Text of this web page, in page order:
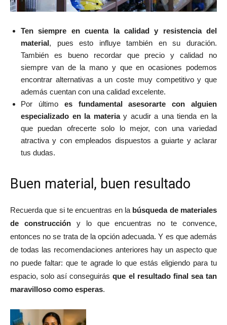
Ten siempre en cuenta la calidad y resistencia del
material, pues esto influye también en su duración.
También es bueno recordar que precio y calidad no
siempre van de la mano y que en ocasiones podemos
encontrar alternativas a un coste muy competitivo y que
además cuentan con una calidad excelente.
Por último es fundamental asesorarte con alguien
especializado en la materiay acudir a una tienda en la
que puedan ofrecerte solo lo mejor, con una variedad
atractiva y con empleados dispuestos a guiarte y aclarar
tus dudas.
Buen material, buen resultado
Recuerda que si te encuentras en la búsqueda de materiales
de construccióny lo que encuentras no te convence,
entonces no se trata de la opción adecuada. Y es que además
de todas las recomendaciones anteriores hay un aspecto que
no puede faltar: que te agrade lo que estás eligiendo para tu
espacio, solo así conseguirásque el resultado final sea tan
maravilloso como esperas.